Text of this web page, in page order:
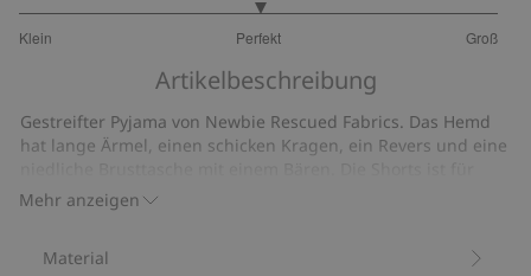
Klein Perfekt Groß
von
11
Bewertungen
Artikelbeschreibung
Mehr anzeigen
Gestreifter Pyjama von Newbie Rescued Fabrics. Das Hemd
hat lange Ärmel, einen schicken Kragen, ein Revers und eine
eine bequeme Passform mit praktischen Seitentaschen,
elastischem Bund und Tunnelzug ausgestattet.
neue Produkte zu kreieren, die wieder geliebt werden.
Material